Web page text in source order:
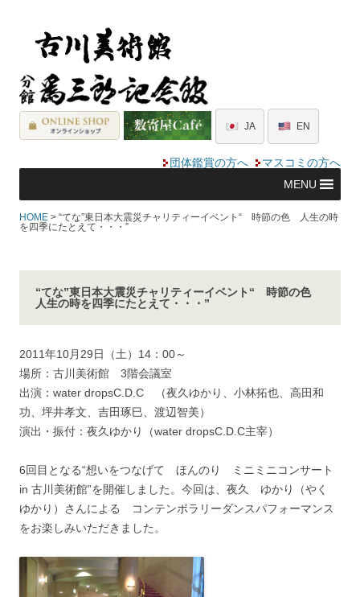
JA EN
団体鑑賞の方へ
マスコミの方へ
MENU
HOME > “てな”東日本大震災チャリティーイベント“ 時節の色 人生の時
を四季にたとえて・・・”
“てな”東日本大震災チャリティーイベント“ 時節の色
人生の時を四季にたとえて・・・”
2011年10月29日（土）14：00～
場所：古川美術館 3階会議室
出演：water dropsC.D.C （夜久ゆかり、小林拓也、高田和
功、坪井孝文、吉田琢巳、渡辺智美）
演出・振付：夜久ゆかり（water dropsC.D.C主宰）
6回目となる“想いをつなげて ほんのり ミニミニコンサート
in 古川美術館”を開催しました。今回は、夜久 ゆかり（やく
ゆかり）さんによる コンテンポラリーダンスパフォーマンス
をお楽しみいただきました。